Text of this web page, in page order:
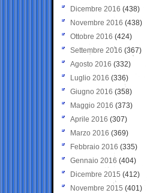
Dicembre 2016 (438)
Novembre 2016 (438)
Ottobre 2016 (424)
Settembre 2016 (367)
Agosto 2016 (332)
Luglio 2016 (336)
Giugno 2016 (358)
Maggio 2016 (373)
Aprile 2016 (307)
Marzo 2016 (369)
Febbraio 2016 (335)
Gennaio 2016 (404)
Dicembre 2015 (412)
Novembre 2015 (401)